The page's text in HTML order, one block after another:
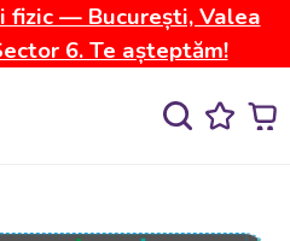
fizic — București, Valea
6. Te așteptăm!